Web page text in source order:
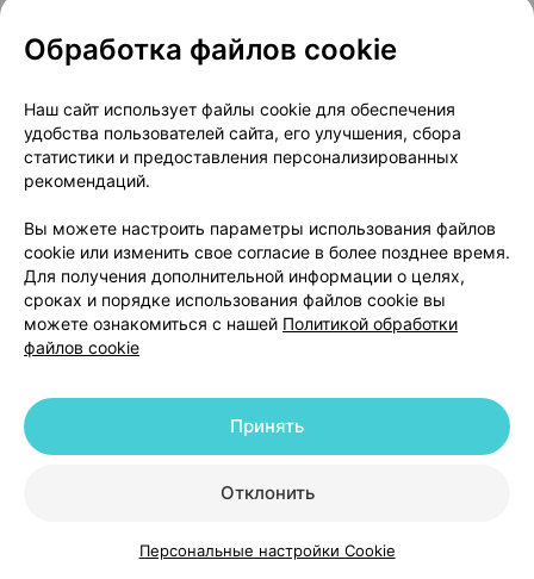
КаталогКорзинаИзбранноеПрофиль
упаковки
ХУМАР МОМЕКС, спрей назальный, дозированный
виде спрея с дозатором. Белая, непрозрачная
суспензия, однородная после встряхивания.
Флакон, оснащенный ручным распылителем и
защитным колпачком, содержащий 18 г суспензии
Условия отпуска
Держатель регистрационного удостоверения и
Обработка файлов cookie
Наш сайт использует файлы cookie для обеспечения
удобства пользователей сайта, его улучшения, сбора
статистики и предоставления персонализированных
рекомендаций.
Вы можете настроить параметры использования файлов
cookie или изменить свое согласие в более позднее время.
Для получения дополнительной информации о целях,
сроках и порядке использования файлов cookie вы
можете ознакомиться с нашей Политикой обработки
файлов cookie
Отклонить
Принять
Персональные настройки Cookie